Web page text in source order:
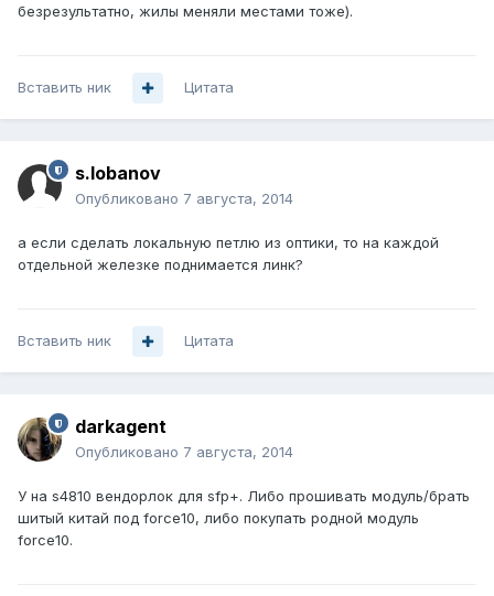
безрезультатно, жилы меняли местами тоже).
Вставить ник Цитата
s.lobanov
Опубликовано 7 августа, 2014
а если сделать локальную петлю из оптики, то на каждой
отдельной железке поднимается линк?
Вставить ник Цитата
darkagent
Опубликовано 7 августа, 2014
У на s4810 вендорлок для sfp+. Либо прошивать модуль/брать
шитый китай под force10, либо покупать родной модуль
force10.